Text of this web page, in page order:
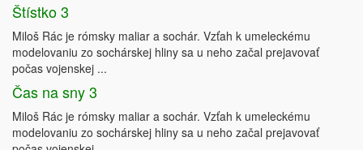
Štístko 3
Miloš Rác je rómsky maliar a sochár. Vzťah k umeleckému
modelovaniu zo sochárskej hliny sa u neho začal prejavovať
počas vojenskej ...
Čas na sny 3
Miloš Rác je rómsky maliar a sochár. Vzťah k umeleckému
modelovaniu zo sochárskej hliny sa u neho začal prejavovať